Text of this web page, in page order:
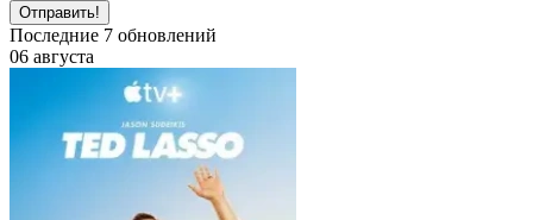
Отправить!
Последние 7 обновлений
06 августа